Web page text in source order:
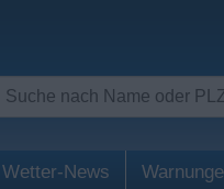
Wetter-News